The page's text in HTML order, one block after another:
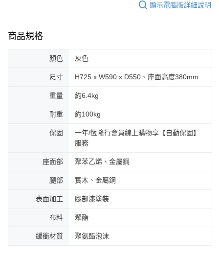
顯示電腦版詳細說明
商品規格
顏色 灰色
尺寸 H725 x W590 x D550、座面高度380mm
重量 約6.4kg
耐重 約100kg
保固
一年/恆隆行會員線上購物享【自動保固】
服務
座面部 聚苯乙烯、金屬鋼
腿部 實木、金屬鋼
表面加工 腿部漆塗裝
布料 聚酯
緩衝材質 聚氨酯泡沫